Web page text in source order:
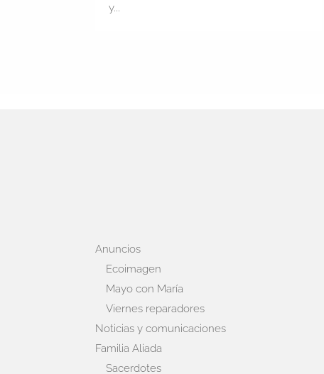
y...
Anuncios
Ecoimagen
Mayo con María
Viernes reparadores
Noticias y comunicaciones
Familia Aliada
Sacerdotes